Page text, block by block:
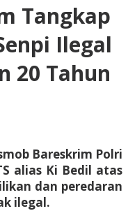
Tangkap
Ilegal
20 Tahun
Bareskrim Polri
alias Ki Bedil atas
dan peredaran
ilegal.